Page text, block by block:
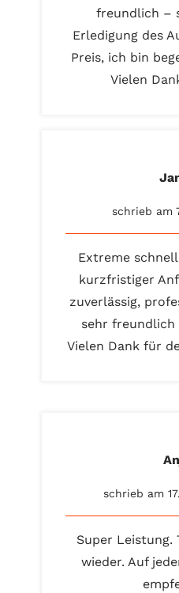
freundlich –
Erledigung des
Preis, ich bin
Vielen
schrieb am
Extreme
kurzfristiger
zuverlässig,
sehr
Vielen Dank für
schrieb am
Super Leistung.
wieder. Auf